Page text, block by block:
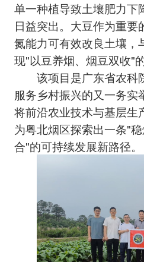
单一种植导致土壤肥力下
日益突出。大豆作为重要
氮能力可有效改良土壤，
现"以豆养烟、烟豆双收"
该项目是广东省农科
服务乡村振兴的又一务实
将前沿农业技术与基层生
为粤北烟区探索出一条"
合"的可持续发展新路径。